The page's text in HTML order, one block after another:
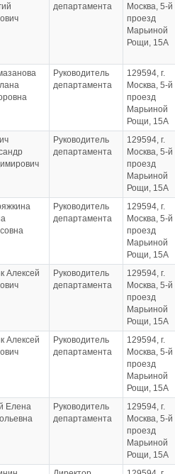
департамента
Москва, 5-й
проезд
Марьиной
Рощи, 15А
Руководитель
департамента
129594, г.
Москва, 5-й
проезд
Марьиной
Рощи, 15А
Руководитель
департамента
129594, г.
Москва, 5-й
проезд
Марьиной
Рощи, 15А
Руководитель
департамента
129594, г.
Москва, 5-й
проезд
Марьиной
Рощи, 15А
Алексей
Руководитель
департамента
129594, г.
Москва, 5-й
проезд
Марьиной
Рощи, 15А
Алексей
Руководитель
департамента
129594, г.
Москва, 5-й
проезд
Марьиной
Рощи, 15А
Елена
Руководитель
департамента
129594, г.
Москва, 5-й
проезд
Марьиной
Рощи, 15А